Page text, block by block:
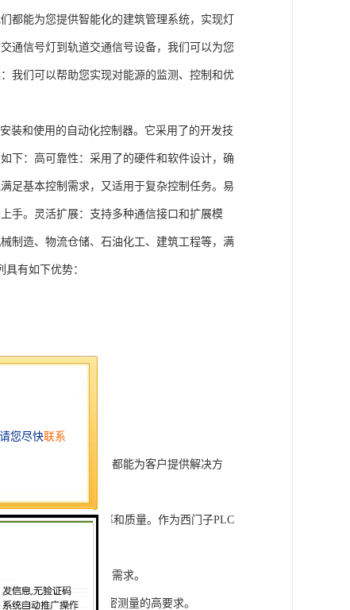
都能为您提供智能化的建筑管理系统，实现灯
通信号灯到轨道交通信号设备，我们可以为您
我们可以帮助您实现对能源的监测、控制和优
和使用的自动化控制器。它采用了的开发技
下：高可靠性：采用了的硬件和软件设计，确
足基本控制需求，又适用于复杂控制任务。易
手。灵活扩展：支持多种通信接口和扩展模
制造、物流仓储、石油化工、建筑工程等，满
有如下优势：
术开发和转让，我们都能为客户提供解决方
在tisheng生产效率和质量。作为西门子PLC
满足不同规模工程的需求。
满足对于控制和精密测量的高要求。